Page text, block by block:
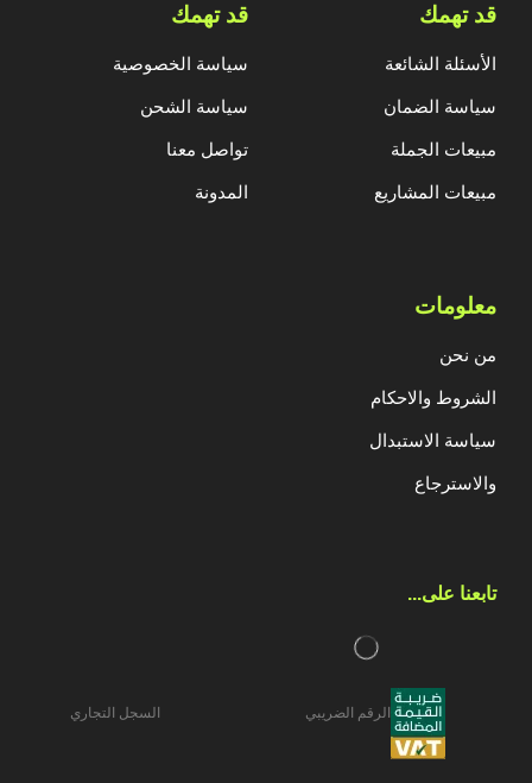
قد تهمك
الأسئلة الشائعة
سياسة الضمان
مبيعات الجملة
مبيعات المشاريع
قد تهمك
سياسة الخصوصية
سياسة الشحن
تواصل معنا
المدونة
معلومات
من نحن
الشروط والاحكام
سياسة الاستبدال
والاسترجاع
تابعنا على...​
الرقم الضريبي السجل التجاري